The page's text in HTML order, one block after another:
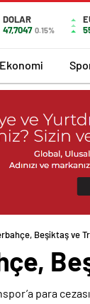
DOLAR
47,7047 0.15%
Ekonomi
Beşiktaş ve